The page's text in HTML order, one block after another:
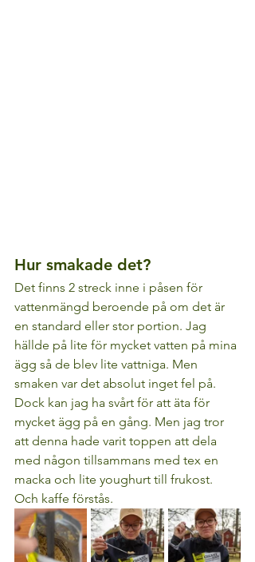
Hur smakade det?
Det finns 2 streck inne i påsen för
vattenmängd beroende på om det är
en standard eller stor portion. Jag
hällde på lite för mycket vatten på mina
ägg så de blev lite vattniga. Men
smaken var det absolut inget fel på.
Dock kan jag ha svårt för att äta för
mycket ägg på en gång. Men jag tror
att denna hade varit toppen att dela
med någon tillsammans med tex en
macka och lite youghurt till frukost.
Och kaffe förstås.